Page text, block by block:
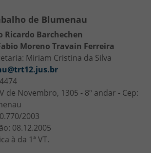
de Blumenau
Ricardo Barchechen
Moreno Travain Ferreira
Miriam Cristina da Silva
de Novembro, 1305 - 8º andar - Cep:
2003
08.12.2005
à da 1ª VT.